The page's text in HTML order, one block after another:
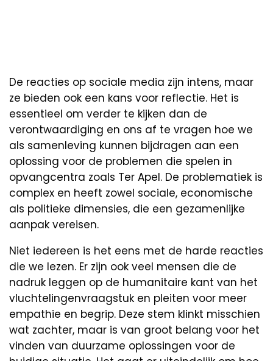
De reacties op sociale media zijn intens, maar
ze bieden ook een kans voor reflectie. Het is
essentieel om verder te kijken dan de
verontwaardiging en ons af te vragen hoe we
als samenleving kunnen bijdragen aan een
oplossing voor de problemen die spelen in
opvangcentra zoals Ter Apel. De problematiek is
complex en heeft zowel sociale, economische
als politieke dimensies, die een gezamenlijke
aanpak vereisen.
Niet iedereen is het eens met de harde reacties
die we lezen. Er zijn ook veel mensen die de
nadruk leggen op de humanitaire kant van het
vluchtelingenvraagstuk en pleiten voor meer
empathie en begrip. Deze stem klinkt misschien
wat zachter, maar is van groot belang voor het
vinden van duurzame oplossingen voor de